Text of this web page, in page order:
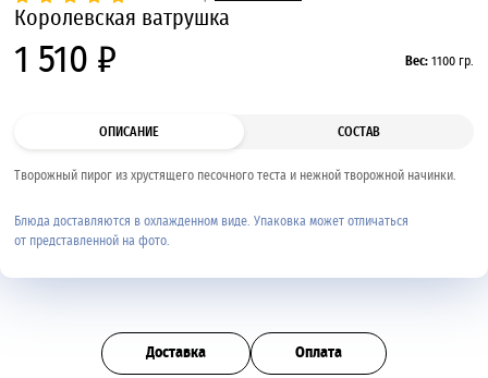
Королевская ватрушка
1 510 ₽ Вес: 1100 гр.
ОПИСАНИЕ СОСТАВ
Творожный пирог из хрустящего песочного теста и нежной творожной начинки.
Блюда доставляются в охлажденном виде. Упаковка может отличаться
от представленной на фото.
Доставка Оплата